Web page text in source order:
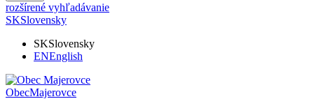
rozšírené vyhľadávanie
SKSlovensky
SKSlovensky
ENEnglish
ObecMajerovce